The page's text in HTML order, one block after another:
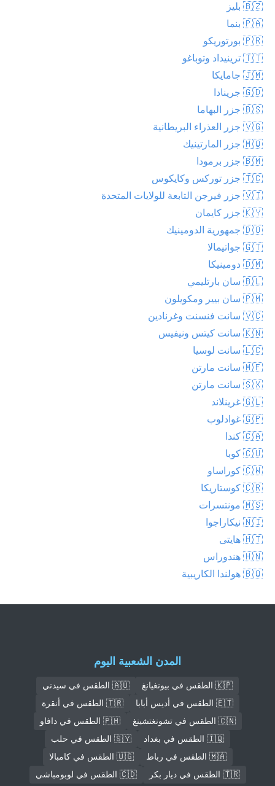
🇧🇿 بليز
🇵🇦 بنما
🇵🇷 بورتوريكو
🇹🇹 ترينيداد وتوباغو
🇯🇲 جامايكا
🇬🇩 جرينادا
🇧🇸 جزر البهاما
🇻🇬 جزر العذراء البريطانية
🇲🇶 جزر المارتينيك
🇧🇲 جزر برمودا
🇹🇨 جزر توركس وكايكوس
🇻🇮 جزر فيرجن التابعة للولايات المتحدة
🇰🇾 جزر كايمان
🇩🇴 جمهورية الدومينيك
🇬🇹 جواتيمالا
🇩🇲 دومينيكا
🇧🇱 سان بارتليمي
🇵🇲 سان بيير ومكويلون
🇻🇨 سانت فنسنت وغرنادين
🇰🇳 سانت كيتس ونيفيس
🇱🇨 سانت لوسيا
🇲🇫 سانت مارتن
🇸🇽 سانت مارتن
🇬🇱 غرينلاند
🇬🇵 غوادلوب
🇨🇦 كندا
🇨🇺 كوبا
🇨🇼 كوراساو
🇨🇷 كوستاريكا
🇲🇸 مونتسرات
🇳🇮 نيكاراجوا
🇭🇹 هايتى
🇭🇳 هندوراس
🇧🇶 هولندا الكاريبية
المدن الشعبية اليوم
🇰🇵 الطقس في بيونغيانغ
🇦🇺 الطقس في سيدني
🇪🇹 الطقس في أديس أبابا
🇹🇷 الطقس في أنقرة
🇨🇳 الطقس في تشونغتشينغ
🇵🇭 الطقس في دافاو
🇮🇶 الطقس في بغداد
🇸🇾 الطقس في حلب
🇲🇦 الطقس في رباط
🇺🇬 الطقس في كامبالا
🇹🇷 الطقس في ديار بكر
🇨🇩 الطقس في لوبومباشي